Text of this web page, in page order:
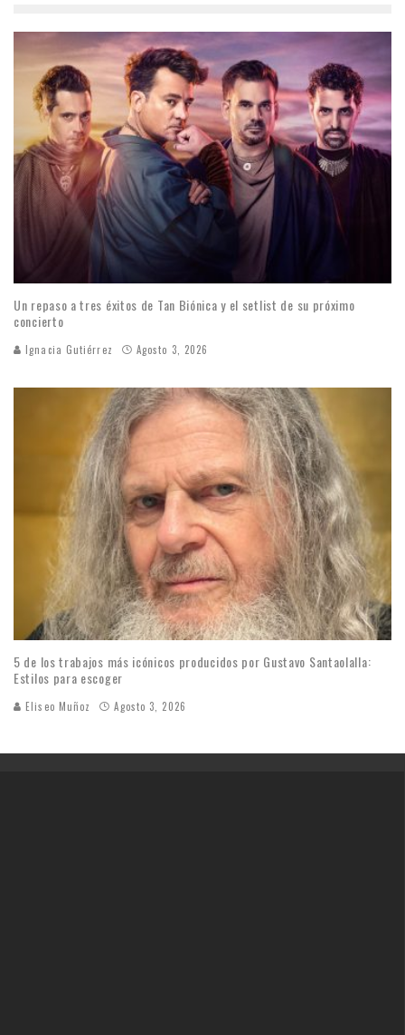
Un repaso a tres éxitos de Tan Biónica y el setlist de su próximo
concierto
Ignacia Gutiérrez Agosto 3, 2026
5 de los trabajos más icónicos producidos por Gustavo Santaolalla:
Estilos para escoger
Eliseo Muñoz Agosto 3, 2026